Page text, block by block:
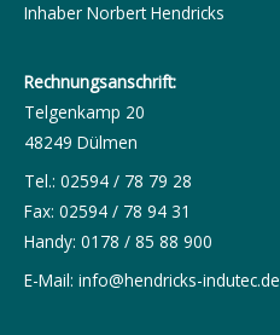
Inhaber Norbert Hendricks
Rechnungsanschrift:
Telgenkamp 20
48249 Dülmen
Tel.: 02594 / 78 79 28
Fax: 02594 / 78 94 31
Handy: 0178 / 85 88 900
E-Mail: info@hendricks-indutec.de